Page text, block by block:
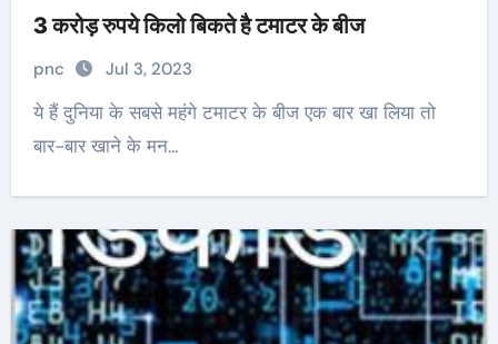
3 करोड़ रुपये किलो बिकते है टमाटर के बीज
pnc Jul 3, 2023
ये हैं दुनिया के सबसे महंगे टमाटर के बीज एक बार खा लिया तो
बार-बार खाने के मन…